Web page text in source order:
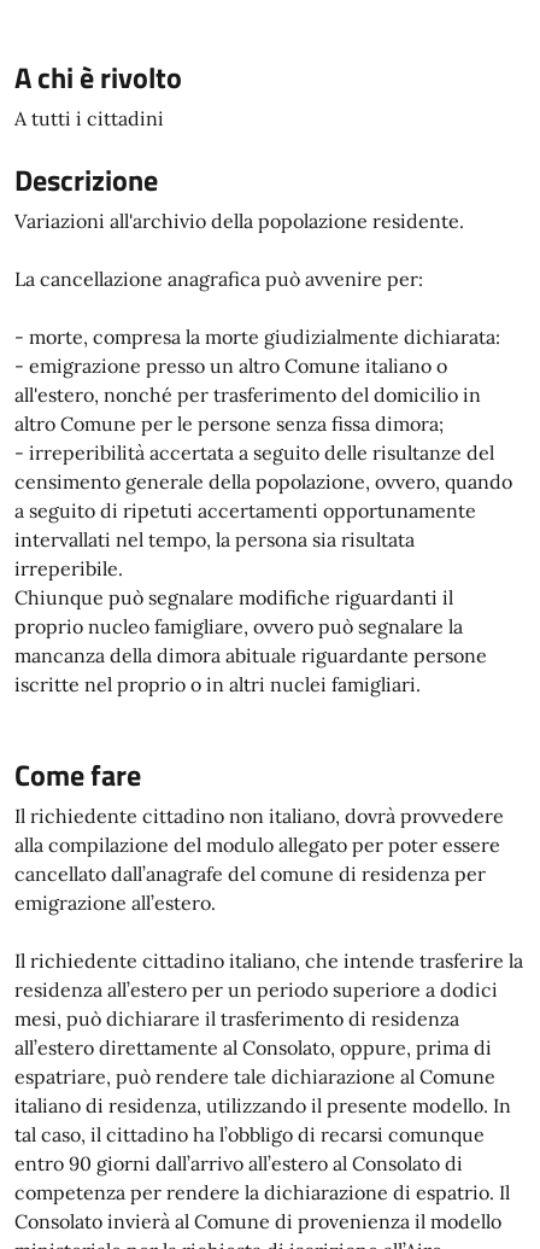
A chi è rivolto
A tutti i cittadini
Descrizione
Variazioni all'archivio della popolazione residente.
La cancellazione anagrafica può avvenire per:
- morte, compresa la morte giudizialmente dichiarata:
- emigrazione presso un altro Comune italiano o
all'estero, nonché per trasferimento del domicilio in
altro Comune per le persone senza fissa dimora;
- irreperibilità accertata a seguito delle risultanze del
censimento generale della popolazione, ovvero, quando
a seguito di ripetuti accertamenti opportunamente
intervallati nel tempo, la persona sia risultata
irreperibile.
Chiunque può segnalare modifiche riguardanti il
proprio nucleo famigliare, ovvero può segnalare la
mancanza della dimora abituale riguardante persone
iscritte nel proprio o in altri nuclei famigliari.
Come fare
Il richiedente cittadino non italiano, dovrà provvedere
alla compilazione del modulo allegato per poter essere
cancellato dall’anagrafe del comune di residenza per
emigrazione all’estero.
Il richiedente cittadino italiano, che intende trasferire la
residenza all’estero per un periodo superiore a dodici
mesi, può dichiarare il trasferimento di residenza
all’estero direttamente al Consolato, oppure, prima di
espatriare, può rendere tale dichiarazione al Comune
italiano di residenza, utilizzando il presente modello. In
tal caso, il cittadino ha l’obbligo di recarsi comunque
entro 90 giorni dall’arrivo all’estero al Consolato di
competenza per rendere la dichiarazione di espatrio. Il
Consolato invierà al Comune di provenienza il modello